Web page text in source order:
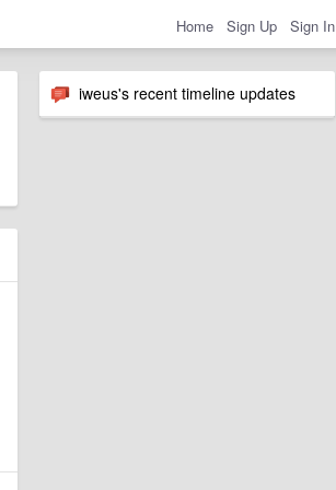
Home Sign Up Sign In
iweus's recent timeline updates